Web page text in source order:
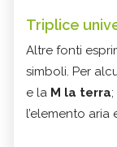
Triplice
Altre fonti
simboli. Per
e la M la terra
l’elemento aria